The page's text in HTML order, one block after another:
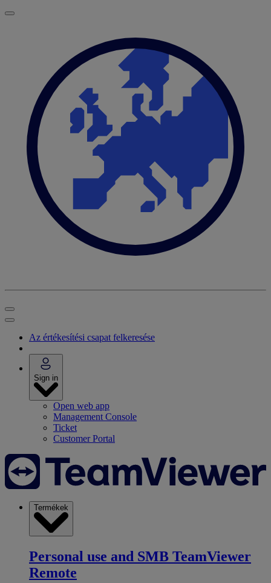
Az értékesítési csapat felkeresése
Sign in
Open web app
Management Console
Ticket
Customer Portal
Termékek
Personal use and SMB TeamViewer
Remote